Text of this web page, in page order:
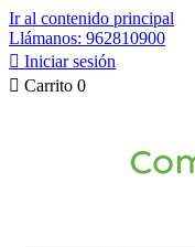
Ir al contenido principal
Llámanos: 962810900
 Iniciar sesión
 Carrito 0